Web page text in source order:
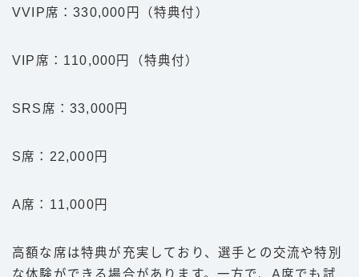
VVIP席：330,000円（特典付）
VIP席：110,000円（特典付）
SRS席：33,000円
S席：22,000円
A席：11,000円
高額な席は特典が充実しており、選手との交流や特別